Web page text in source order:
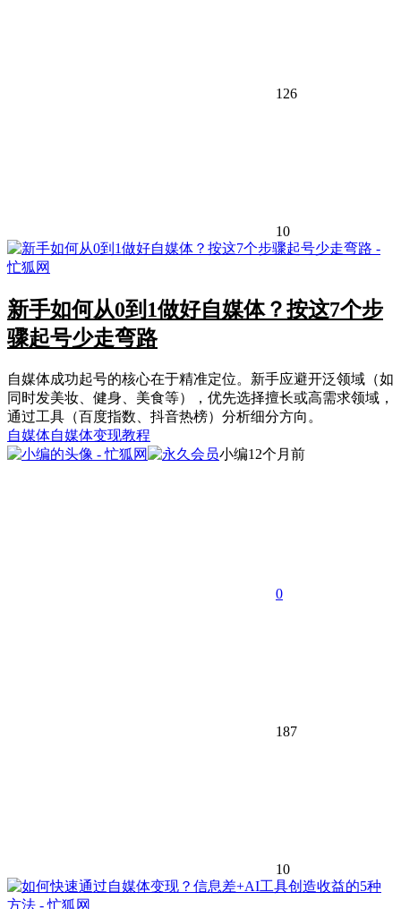
126
10
新手如何从0到1做好自媒体？按这7个步
骤起号少走弯路
自媒体成功起号的核心在于精准定位。新手应避开泛领域（如
同时发美妆、健身、美食等），优先选择擅长或高需求领域，
通过工具（百度指数、抖音热榜）分析细分方向。
自媒体自媒体变现教程
小编12个月前
0
187
10